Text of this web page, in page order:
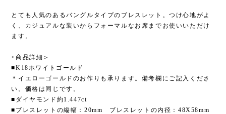
とても人気のあるバングルタイプのブレスレット。つけ心地がよ
く、カジュアルな装いからフォーマルなお席までお使いいただけ
ます。
<商品詳細＞
■K18ホワイトゴールド
＊イエローゴールドのお作りも承ります。備考欄にご記入くださ
い。価格は同じです。
■ダイヤモンド約1.447ct
■ブレスレットの縦幅：20mm ブレスレットの内径：48X58mm